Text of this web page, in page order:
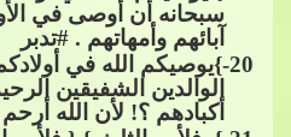
سبحانه أن أوصى في
آبائهم وأمهاتهم .​​ #تدبر
20-}يوصيكم الله في
الوالدين الشفيقين
أكبادهم ؟! لأن الله